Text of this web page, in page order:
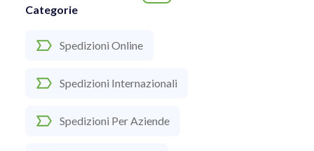
Categorie
Spedizioni Online
Spedizioni Internazionali
Spedizioni Per Aziende